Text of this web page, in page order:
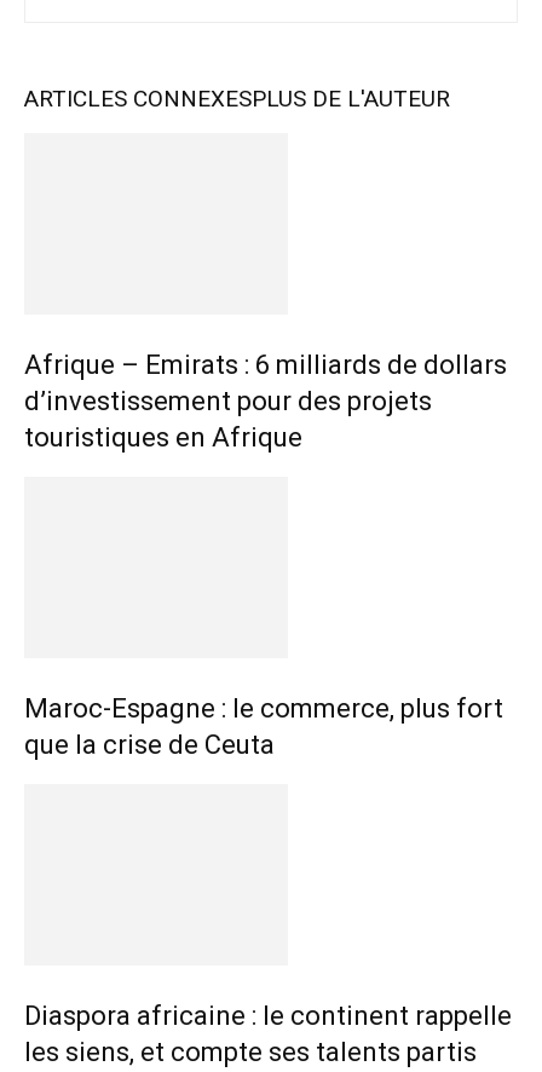
ARTICLES CONNEXESPLUS DE L'AUTEUR
Afrique – Emirats : 6 milliards de dollars
d’investissement pour des projets
touristiques en Afrique
Maroc-Espagne : le commerce, plus fort
que la crise de Ceuta
Diaspora africaine : le continent rappelle
les siens, et compte ses talents partis